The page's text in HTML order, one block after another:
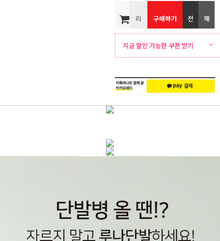
리
뷰
구매하기 전
화
문
해
외
송
지금 할인 가능한 쿠폰 받기